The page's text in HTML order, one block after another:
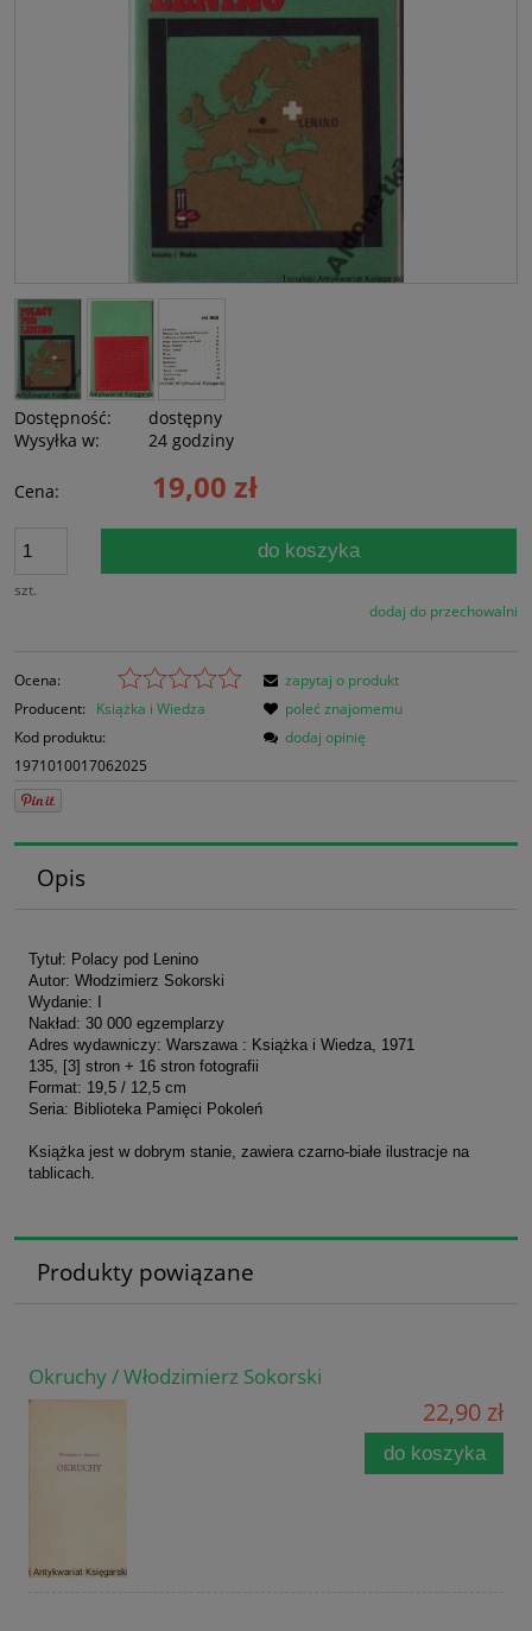
Dostępność:
dostępny
Wysyłka w:
24 godziny
Cena: 19,00 zł
szt.
do koszyka
dodaj do przechowalni
Ocena:
Producent:
Książka i Wiedza
Kod produktu:
1971010017062025
zapytaj o produkt
poleć znajomemu
dodaj opinię
Opis
Tytuł: Polacy pod Lenino
Autor: Włodzimierz Sokorski
Wydanie: I
Nakład: 30 000 egzemplarzy
Adres wydawniczy: Warszawa : Książka i Wiedza, 1971
135, [3] stron + 16 stron fotografii
Format: 19,5 / 12,5 cm
Seria: Biblioteka Pamięci Pokoleń
Książka jest w dobrym stanie, zawiera czarno-białe ilustracje na
tablicach.
Produkty powiązane
Okruchy / Włodzimierz Sokorski
22,90 zł
do koszyka